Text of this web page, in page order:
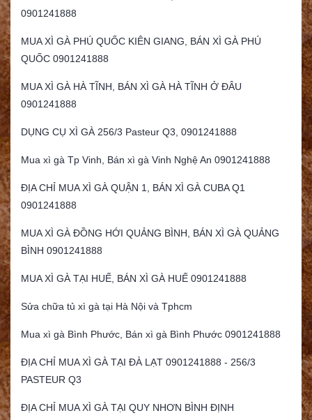
0901241888
MUA XÌ GÀ PHÚ QUỐC KIÊN GIANG, BÁN XÌ GÀ PHÚ
QUỐC 0901241888
MUA XÌ GÀ HÀ TĨNH, BÁN XÌ GÀ HÀ TĨNH Ở ĐÂU
0901241888
DỤNG CỤ XÌ GÀ 256/3 Pasteur Q3, 0901241888
Mua xì gà Tp Vinh, Bán xì gà Vinh Nghệ An 0901241888
ĐỊA CHỈ MUA XÌ GÀ QUẬN 1, BÁN XÌ GÀ CUBA Q1
0901241888
MUA XÌ GÀ ĐỒNG HỚI QUẢNG BÌNH, BÁN XÌ GÀ QUẢNG
BÌNH 0901241888
MUA XÌ GÀ TẠI HUẾ, BÁN XÌ GÀ HUẾ 0901241888
Sửa chữa tủ xì gà tại Hà Nội và Tphcm
Mua xì gà Bình Phước, Bán xì gà Bình Phước 0901241888
ĐỊA CHỈ MUA XÌ GÀ TẠI ĐÀ LẠT 0901241888 - 256/3
PASTEUR Q3
ĐỊA CHỈ MUA XÌ GÀ TẠI QUY NHƠN BÌNH ĐỊNH